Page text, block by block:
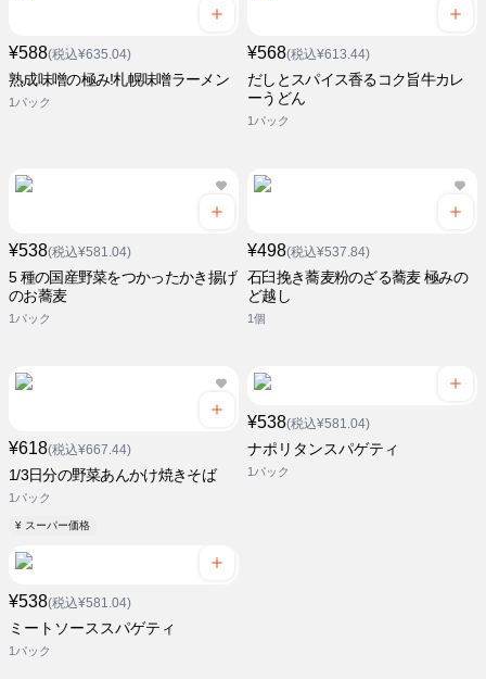
¥588(税込¥635.04)
熟成味噌の極み!札幌味噌ラーメン
1パック
¥568(税込¥613.44)
だしとスパイス香るコク旨牛カレ
ーうどん
1パック
¥538(税込¥581.04)
5 種の国産野菜をつかったかき揚げ
のお蕎麦
1パック
¥498(税込¥537.84)
石臼挽き蕎麦粉のざる蕎麦 極みの
ど越し
1個
¥618(税込¥667.44)
1/3日分の野菜あんかけ焼きそば
1パック
¥ スーパー価格
¥538(税込¥581.04)
ナポリタンスパゲティ
1パック
¥538(税込¥581.04)
ミートソーススパゲティ
1パック